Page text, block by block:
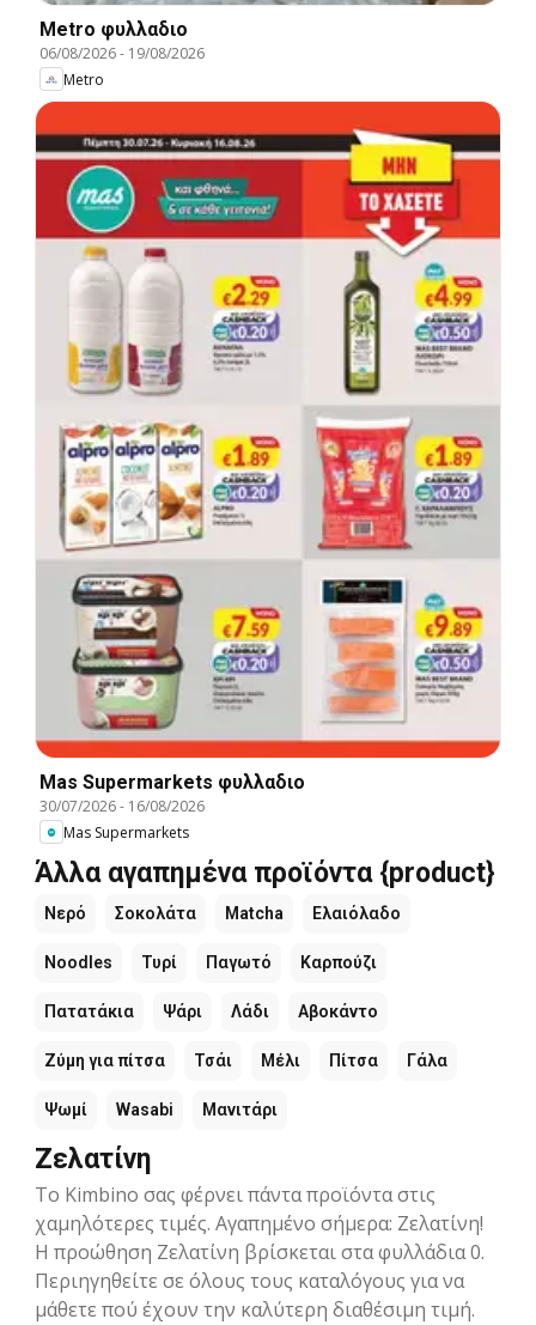
Metro φυλλαδιο
06/08/2026- 19/08/2026
Metro
Mas Supermarkets φυλλαδιο
30/07/2026- 16/08/2026
Mas Supermarkets
Άλλα αγαπημένα προϊόντα {product}
Νερό Σοκολάτα Matcha Ελαιόλαδο
Noodles Τυρί Παγωτό Καρπούζι
Πατατάκια Ψάρι Λάδι Αβοκάντο
Ζύμη για πίτσα Τσάι Μέλι Πίτσα Γάλα
Ψωμί Wasabi Μανιτάρι
Ζελατίνη
Το Kimbino σας φέρνει πάντα προϊόντα στις
χαμηλότερες τιμές. Αγαπημένο σήμερα: Ζελατίνη!
Η προώθηση Ζελατίνη βρίσκεται στα φυλλάδια 0.
Περιηγηθείτε σε όλους τους καταλόγους για να
μάθετε πού έχουν την καλύτερη διαθέσιμη τιμή.